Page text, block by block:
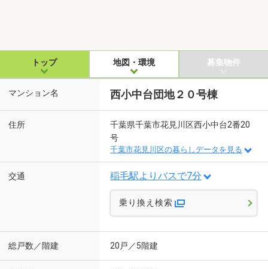
トップ 地図・環境 募集物件
マンション名 西小中台団地２０号棟
住所
千葉県千葉市花見川区西小中台2番20
号
千葉市花見川区の暮らしデータを見る
交通 稲毛駅よりバスで7分
乗り換え検索
総戸数／階建 20戸／5階建